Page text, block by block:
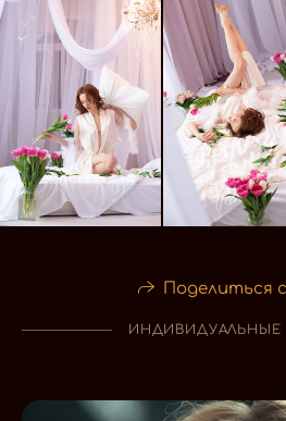
Поделиться
ИНДИВИДУАЛЬНЫЕ